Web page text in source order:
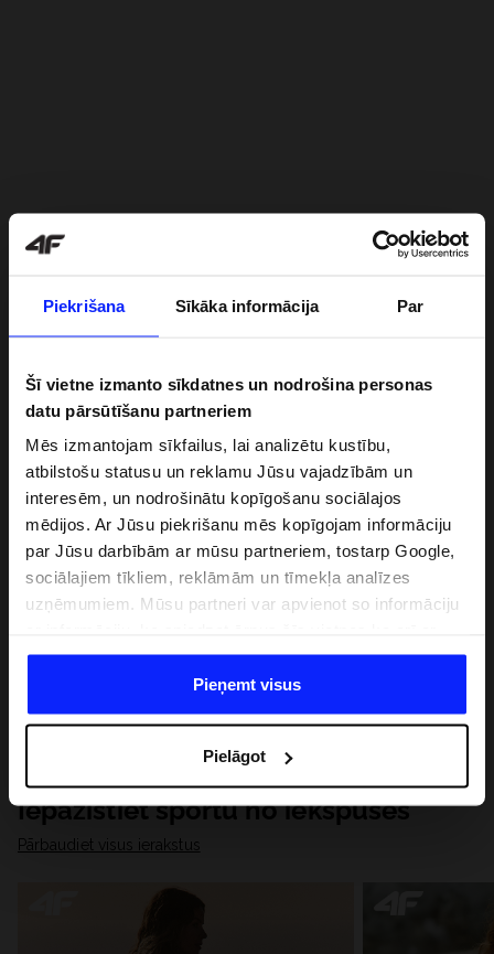
Piekrišana Sīkāka informācija Par
Šī vietne izmanto sīkdatnes un nodrošina personas
datu pārsūtīšanu partneriem
Mēs izmantojam sīkfailus, lai analizētu kustību,
atbilstošu statusu un reklamu Jūsu vajadzībām un
interesēm, un nodrošinātu kopīgošanu sociālajos
mēdijos. Ar Jūsu piekrišanu mēs kopīgojam informāciju
par Jūsu darbībām ar mūsu partneriem, tostarp Google,
sociālajiem tīkliem, reklāmām un tīmekļa analīzes
uzņēmumiem. Mūsu partneri var apvienot so informāciju
datiem, ko viņi iegūst, izmantojot viņu pakalpojumus. Ar
Jūsu atļauju, mēs varam pārsūtīt Jūsu personas datus
saviem partneriem, lai uzlabotu veidu, kadā tiek rādīta
saturu un uzlabotu mūsu partneru piedāvātos risinajumus
( piem. socialos tīklus). Detalizētu informāciju var atrast
mūsu Privātuma politikā un sadaļā "Detaļas".
Pieņemt visus
Pielāgot
Iepazīstiet sportu no iekšpuses
Pārbaudiet visus ierakstus